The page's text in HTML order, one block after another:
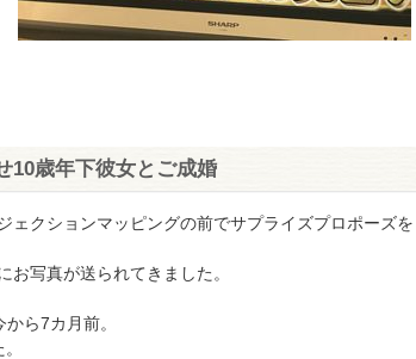
10歳年下彼女とご成婚
クションマッピングの前でサプライズプロポーズを
お写真が送られてきました。
ら7カ月前。